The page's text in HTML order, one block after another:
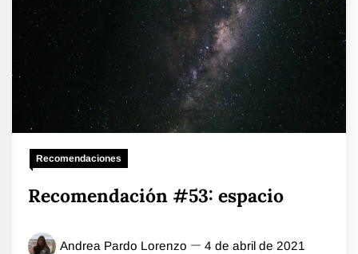
Recomendaciones
Recomendación #53: espacio
Andrea Pardo Lorenzo 4 de abril de 2021